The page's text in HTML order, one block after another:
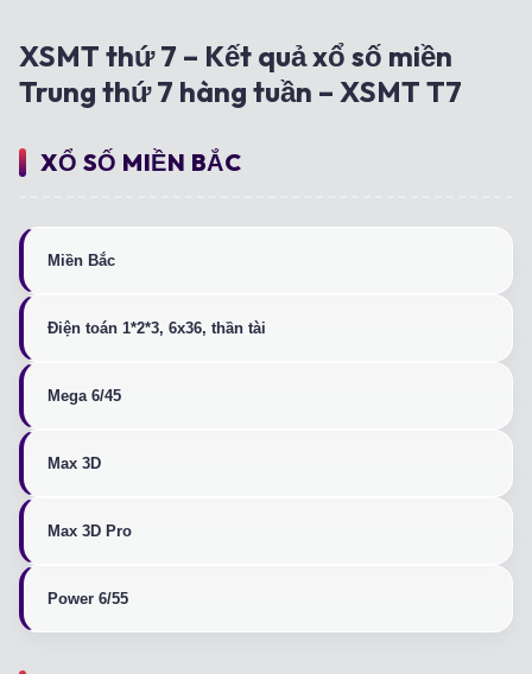
XSMT thứ 7 – Kết quả xổ số miền
Trung thứ 7 hàng tuần – XSMT T7
XỔ SỐ MIỀN BẮC
Miền Bắc
Điện toán 1*2*3, 6x36, thần tài
Mega 6/45
Max 3D
Max 3D Pro
Power 6/55